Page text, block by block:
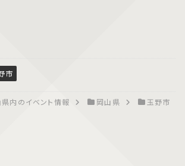
市
県内のイベント情報 岡山県 玉野市